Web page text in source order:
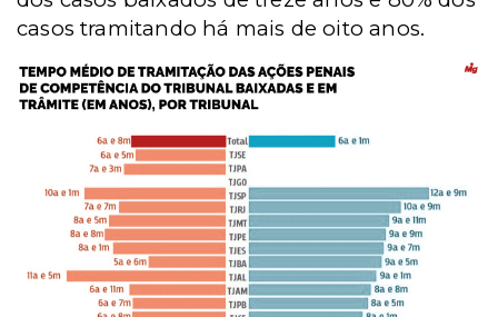
casos tramitando há mais de oito anos.